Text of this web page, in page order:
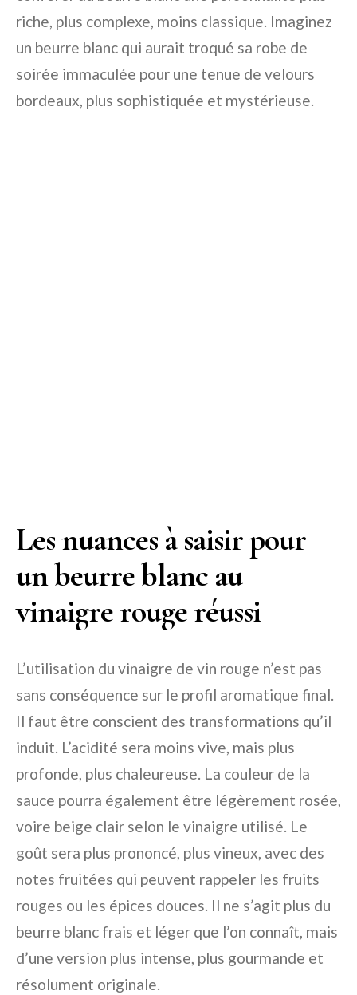
riche, plus complexe, moins classique. Imaginez
un beurre blanc qui aurait troqué sa robe de
soirée immaculée pour une tenue de velours
bordeaux, plus sophistiquée et mystérieuse.
Les nuances à saisir pour
un beurre blanc au
vinaigre rouge réussi
L’utilisation du vinaigre de vin rouge n’est pas
sans conséquence sur le profil aromatique final.
Il faut être conscient des transformations qu’il
induit. L’acidité sera moins vive, mais plus
profonde, plus chaleureuse. La couleur de la
sauce pourra également être légèrement rosée,
voire beige clair selon le vinaigre utilisé. Le
goût sera plus prononcé, plus vineux, avec des
notes fruitées qui peuvent rappeler les fruits
rouges ou les épices douces. Il ne s’agit plus du
beurre blanc frais et léger que l’on connaît, mais
d’une version plus intense, plus gourmande et
résolument originale.